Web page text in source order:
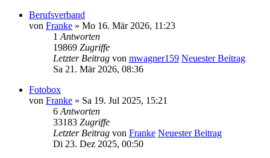
Berufsverband
von Franke » Mo 16. Mär 2026, 11:23
1 Antworten
19869 Zugriffe
Letzter Beitrag von mwagner159 Neuester Beitrag
Sa 21. Mär 2026, 08:36
Fotobox
von Franke » Sa 19. Jul 2025, 15:21
6 Antworten
33183 Zugriffe
Letzter Beitrag von Franke Neuester Beitrag
Di 23. Dez 2025, 00:50